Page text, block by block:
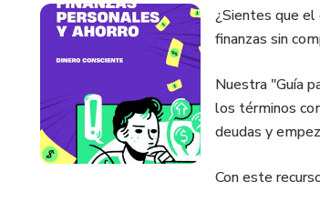
¿Sientes que
finanzas sin
Nuestra "Guía
los términos
deudas y
Con este